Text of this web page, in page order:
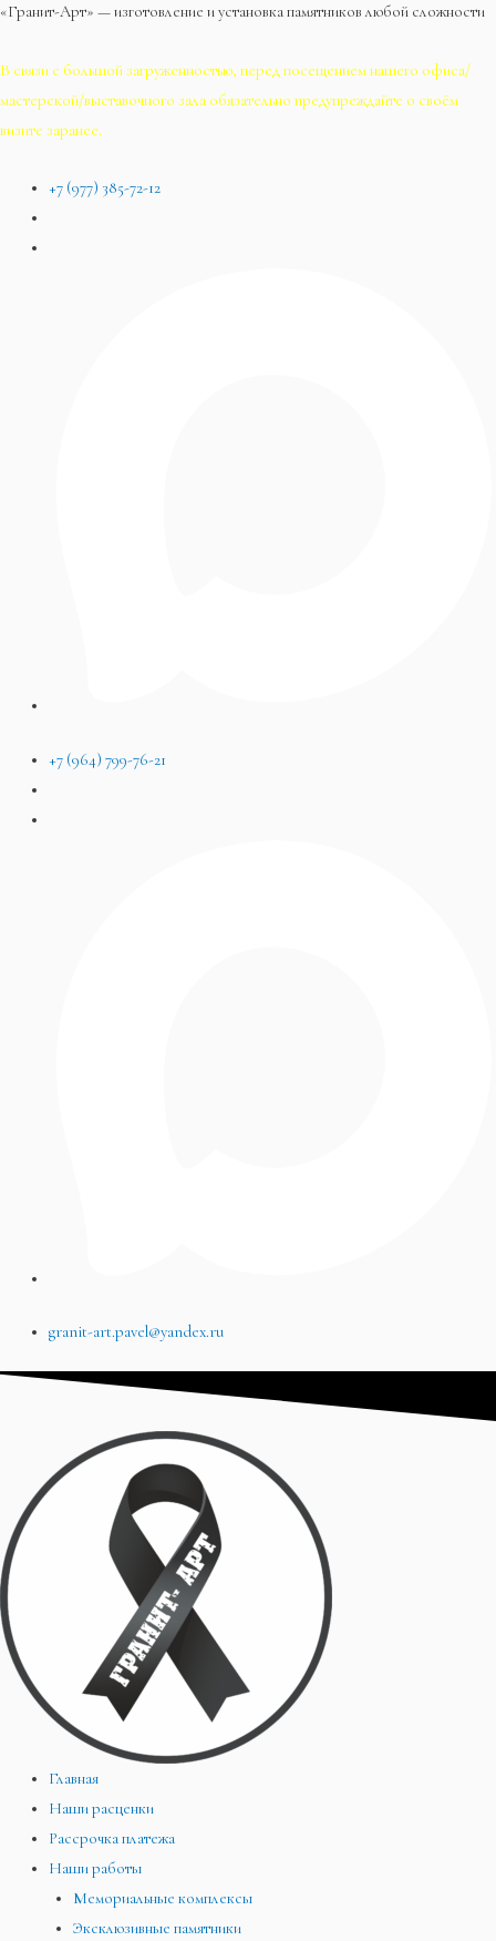
«Гранит-Арт» — изготовление и установка памятников любой сложности
В связи с большой загруженностью, перед посещением нашего офиса/
мастерской/выставочного зала обязательно предупреждайте о своём
визите заранее.
+7 (977) 385-72-12
+7 (964) 799-76-21
granit-art.pavel@yandex.ru
Главная
Наши расценки
Рассрочка платежа
Наши работы
Мемориальные комплексы
Эксклюзивные памятники